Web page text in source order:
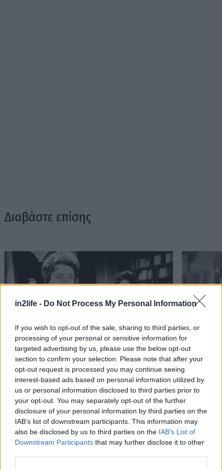
in2life - Do Not Process My Personal Information
If you wish to opt-out of the sale, sharing to third parties, or
processing of your personal or sensitive information for
targeted advertising by us, please use the below opt-out
section to confirm your selection. Please note that after your
opt-out request is processed you may continue seeing
interest-based ads based on personal information utilized by
us or personal information disclosed to third parties prior to
your opt-out. You may separately opt-out of the further
disclosure of your personal information by third parties on the
IAB’s list of downstream participants. This information may
also be disclosed by us to third parties on the IAB’s List of
Downstream Participants that may further disclose it to other
Διαβάστε επίσης
Κουίζ: Θυμάσαι τον "καρατερίστα" του παλιού
ελληνικού κινηματογράφου; (Μέρος Β)
Koυίζ:
PODCASTS
για...